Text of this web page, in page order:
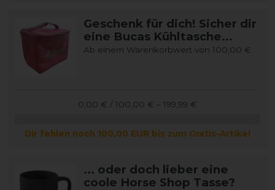
Geschenk für dich! Sicher dir
eine Bucas Kühltasche...
Ab einem Warenkorbwert von 100,00 €
0,00 € / 100,00 € – 199,99 €
Dir fehlen noch 100,00 EUR bis zum Gratis-Artikel
... oder doch lieber eine
coole Horse Shop Tasse?